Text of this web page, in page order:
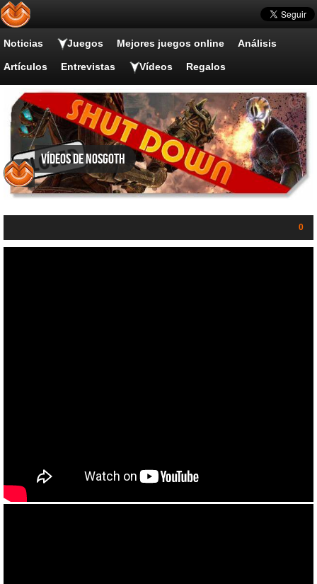
Noticias Juegos Mejores juegos online Análisis
Artículos Entrevistas Vídeos Regalos
Vídeos de Nosgoth
0